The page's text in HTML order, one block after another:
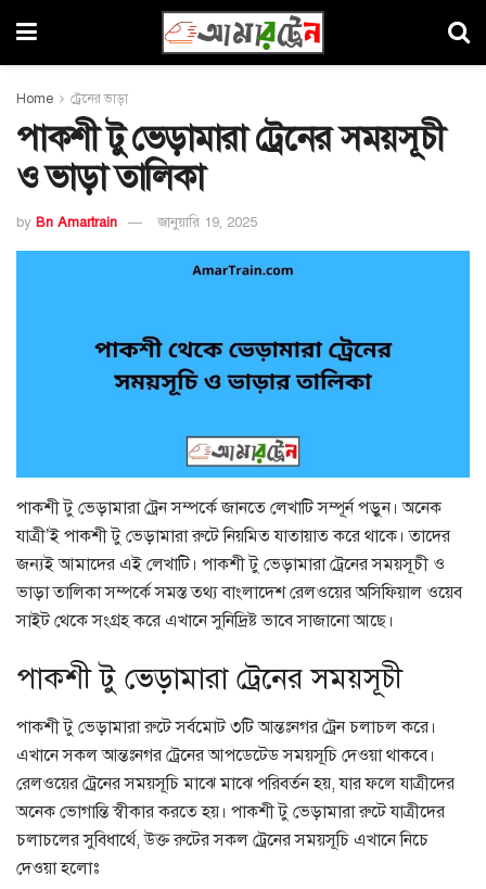
Home ট্রেনের ভাড়া
পাকশী টু ভেড়ামারা ট্রেনের সময়সূচী
ও ভাড়া তালিকা
by Bn Amartrain জানুয়ারি 19, 2025
পাকশী টু ভেড়ামারা ট্রেন সম্পর্কে জানতে লেখাটি সম্পূর্ন পড়ুন। অনেক
যাত্রী’ই পাকশী টু ভেড়ামারা রুটে নিয়মিত যাতায়াত করে থাকে। তাদের
জন্যই আমাদের এই লেখাটি। পাকশী টু ভেড়ামারা ট্রেনের সময়সূচী ও
ভাড়া তালিকা সম্পর্কে সমস্ত তথ্য বাংলাদেশ রেলওয়ের অসিফিয়াল ওয়েব
সাইট থেকে সংগ্রহ করে এখানে সুনিদ্রিষ্ট ভাবে সাজানো আছে।
পাকশী টু ভেড়ামারা ট্রেনের সময়সূচী
পাকশী টু ভেড়ামারা রুটে সর্বমোট ৩টি আন্তঃনগর ট্রেন চলাচল করে।
এখানে সকল আন্তঃনগর ট্রেনের আপডেটেড সময়সূচি দেওয়া থাকবে।
রেলওয়ের ট্রেনের সময়সূচি মাঝে মাঝে পরিবর্তন হয়, যার ফলে যাত্রীদের
অনেক ভোগান্তি স্বীকার করতে হয়। পাকশী টু ভেড়ামারা রুটে যাত্রীদের
চলাচলের সুবিধার্থে, উক্ত রুটের সকল ট্রেনের সময়সূচি এখানে নিচে
দেওয়া হলোঃ